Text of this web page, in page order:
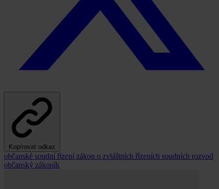
Kopírovat odkaz
občanské soudní řízení zákon o zvláštních řízeních soudních rozvod
občanský zákoník